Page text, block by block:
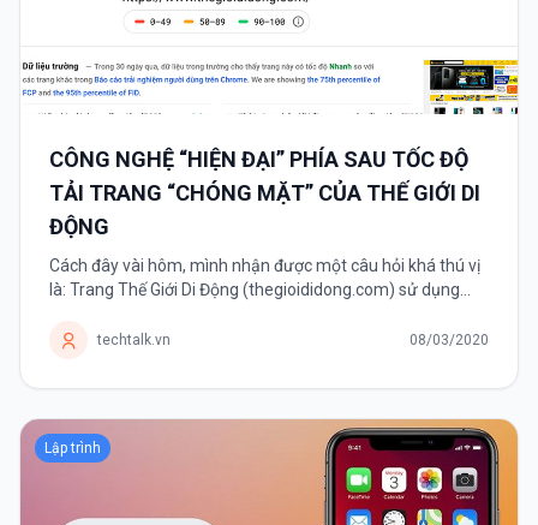
CÔNG NGHỆ “HIỆN ĐẠI” PHÍA SAU TỐC ĐỘ
TẢI TRANG “CHÓNG MẶT” CỦA THẾ GIỚI DI
ĐỘNG
Cách đây vài hôm, mình nhận được một câu hỏi khá thú vị
là: Trang Thế Giới Di Động (thegioididong.com) sử dụng
mất vài...techtalk.vn 08/03/2020
Lập trình